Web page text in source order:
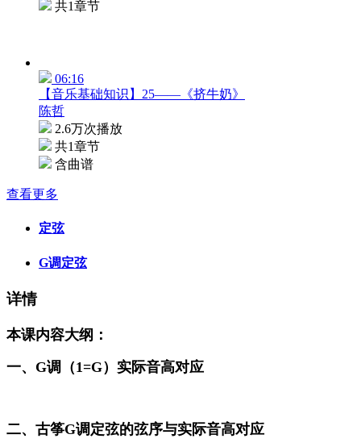
共1章节
06:16
【音乐基础知识】25——《挤牛奶》
陈哲
2.6万次播放
共1章节
含曲谱
查看更多
定弦
G调定弦
详情
本课内容大纲：
一、G调（1=G）实际音高对应
二、古筝G调定弦的弦序与实际音高对应